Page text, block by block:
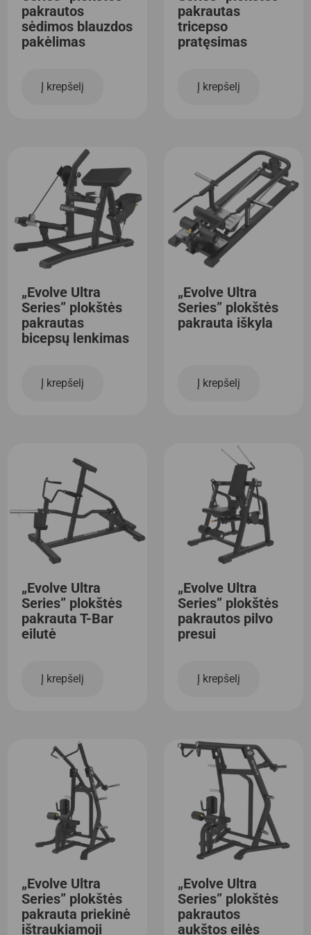
pakrautos
sėdimos blauzdos
pakėlimas
Į krepšelį
pakrautas
tricepso
pratęsimas
Į krepšelį
„Evolve Ultra
Series” plokštės
pakrautas
bicepsų lenkimas
Į krepšelį
„Evolve Ultra
Series” plokštės
pakrauta iškyla
Į krepšelį
„Evolve Ultra
Series” plokštės
pakrauta T-Bar
eilutė
Į krepšelį
„Evolve Ultra
Series” plokštės
pakrautos pilvo
presui
Į krepšelį
„Evolve Ultra
Series” plokštės
pakrauta priekinė
ištraukiamoji
„Evolve Ultra
Series” plokštės
pakrautos
aukštos eilės